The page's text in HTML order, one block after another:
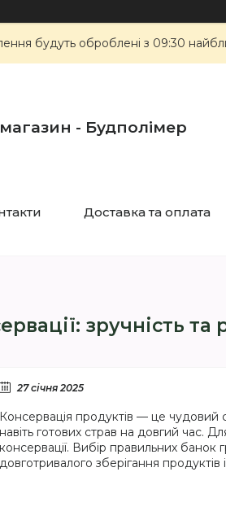
будуть оброблені з 09:30
- Будполімер
Доставка та оплата
зручність та
27 січня 2025
Консервація продуктів — це чудовий
навіть готових страв на довгий час.
консервації. Вибір правильних банок
довготривалого зберігання продуктів